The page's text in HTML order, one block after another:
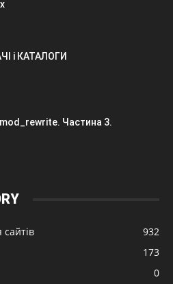
і КАТАЛОГИ
Частина 3.
932
173
0